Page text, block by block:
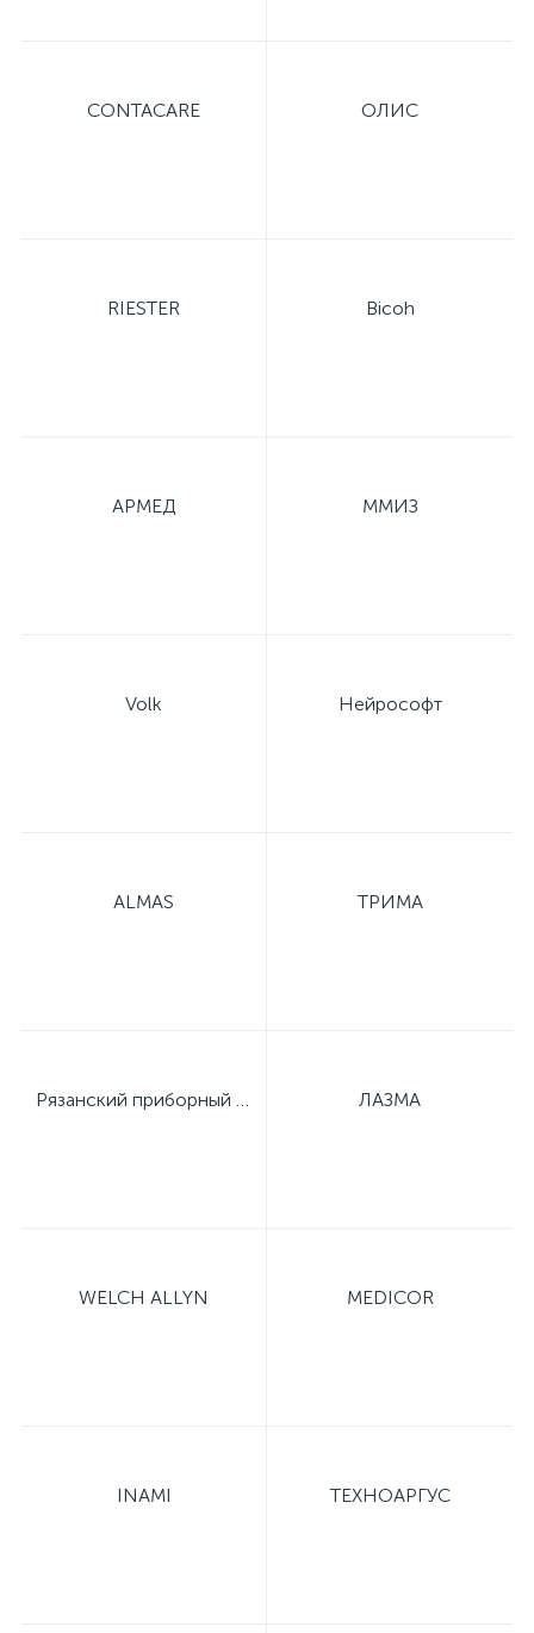
CONTACARE ОЛИС
RIESTER Bicoh
АРМЕД ММИЗ
Volk Нейрософт
ALMAS ТРИМА
Рязанский приборный завод ЛАЗМА
WELCH ALLYN MEDICOR
INAMI ТЕХНОАРГУС